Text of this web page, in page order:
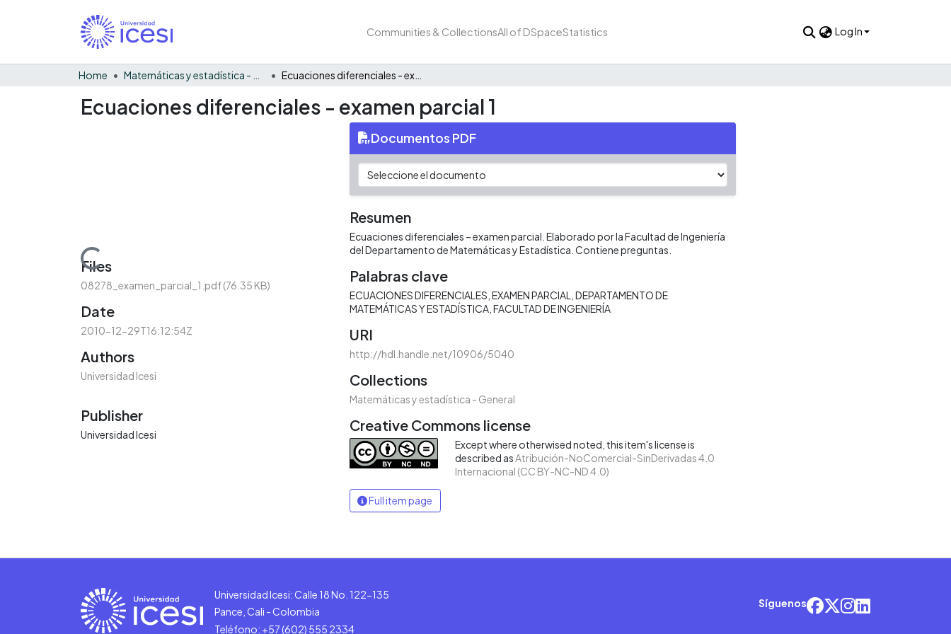
Communities & CollectionsAll of DSpaceStatistics Log In
Home
Ecuaciones diferenciales - examen parcial 1
Loading...
Files
08278_examen_parcial_1.pdf(76.35 KB)
Date
2010-12-29T16:12:54Z
Authors
Universidad Icesi
Publisher
Universidad Icesi
Documentos PDF
Resumen
Ecuaciones diferenciales – examen parcial. Elaborado por la Facultad de Ingeniería
del Departamento de Matemáticas y Estadística. Contiene preguntas.
Palabras clave
ECUACIONES DIFERENCIALES EXAMEN PARCIAL
DEPARTAMENTO DE
MATEMÁTICAS Y ESTADÍSTICA FACULTAD DE INGENIERÍA
URI
http://hdl.handle.net/10906/5040
Collections
Matemáticas y estadística - General
Creative Commons license
Except where otherwised noted, this item's license is
described as Atribución-NoComercial-SinDerivadas 4.0
Internacional (CC BY-NC-ND 4.0)
Full item page
Universidad Icesi: Calle 18 No. 122-135
Pance, Cali - Colombia
Teléfono: +57 (602) 555 2334
Síguenos